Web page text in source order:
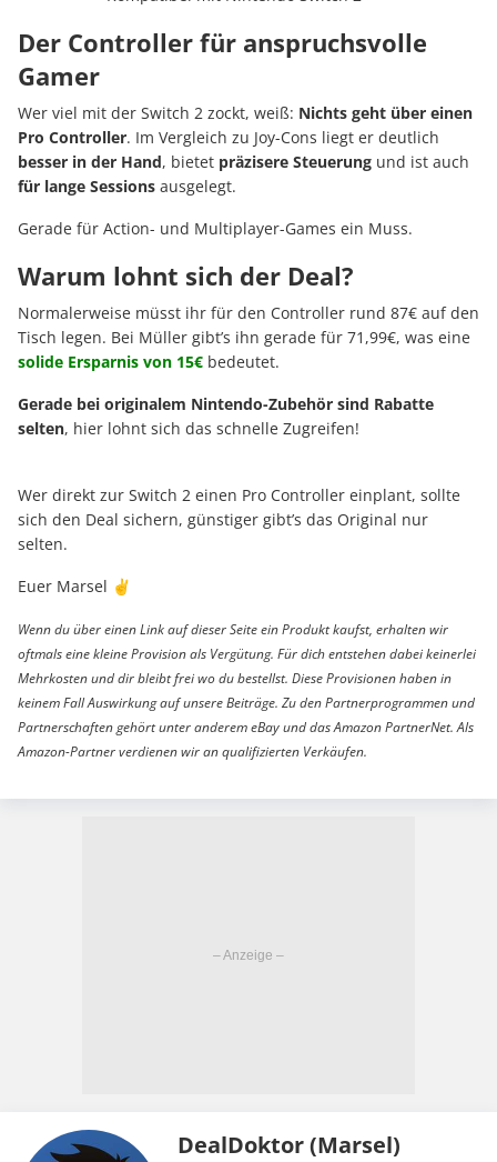
Der Controller für anspruchsvolle
Gamer
Wer viel mit der Switch 2 zockt, weiß: Nichts geht über einen
Pro Controller. Im Vergleich zu Joy-Cons liegt er deutlich
besser in der Hand, bietet präzisere Steuerung und ist auch
für lange Sessions ausgelegt.
Gerade für Action- und Multiplayer-Games ein Muss.
Warum lohnt sich der Deal?
Normalerweise müsst ihr für den Controller rund 87€ auf den
Tisch legen. Bei Müller gibt’s ihn gerade für 71,99€, was eine
solide Ersparnis von 15€ bedeutet.
Gerade bei originalem Nintendo-Zubehör sind Rabatte
selten, hier lohnt sich das schnelle Zugreifen!
Wer direkt zur Switch 2 einen Pro Controller einplant, sollte
sich den Deal sichern, günstiger gibt’s das Original nur
selten.
Euer Marsel ✌️
Wenn du über einen Link auf dieser Seite ein Produkt kaufst, erhalten wir
oftmals eine kleine Provision als Vergütung. Für dich entstehen dabei keinerlei
Mehrkosten und dir bleibt frei wo du bestellst. Diese Provisionen haben in
keinem Fall Auswirkung auf unsere Beiträge. Zu den Partnerprogrammen und
Partnerschaften gehört unter anderem eBay und das Amazon PartnerNet. Als
Amazon-Partner verdienen wir an qualifizierten Verkäufen.
DealDoktor (Marsel)